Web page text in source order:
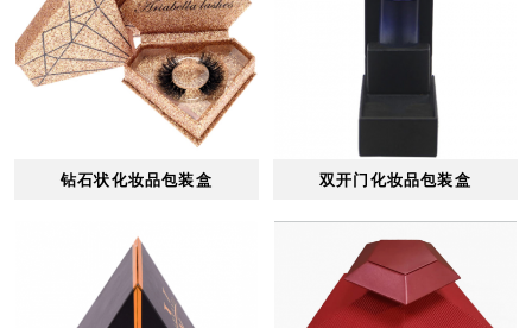
钻石状化妆品包装盒 双开门化妆品包装盒